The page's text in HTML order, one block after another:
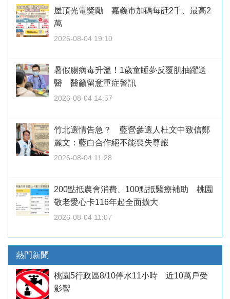
屋頂光電獎勵 嘉義市加碼每瓩2千、最高2
萬
2026-08-04 19:10
暑假腸病毒升溫！1歲童睡夢反覆肌抽躍送
醫 醫籲留意重症警訊
2026-08-04 14:57
竹北選情告急？ 藍營參選人杜文中致信鄭
麗文：藍白合作絕不能喪失尊嚴
2026-08-04 11:28
200點抵農會消費、100點抵醫療補助 桃園
敬老愛心卡116年起全面擴大
2026-08-04 11:07
熱門新聞
桃園5行政區8/10停水11小時 近10萬戶受
影響